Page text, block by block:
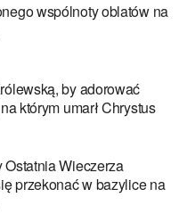
wspólnoty oblatów na
by adorować
którym umarł Chrystus
Ostatnia Wieczerza
przekonać w bazylice na